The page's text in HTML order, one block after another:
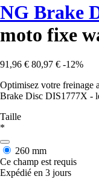
NG Brake
moto fixe
91,96 € 80,97 € -12%
Optimisez votre freinage
Brake Disc DIS1777X -
Taille
*
260 mm
Ce champ est requis
Expédié en 3 jours